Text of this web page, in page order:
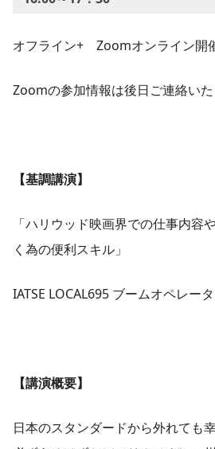
オフライン+ Zoomオンライン開
Zoomの参加情報は後日ご連絡いた
【基調講演】
「ハリウッド映画界での仕事内容
く為の便利スキル」
IATSE LOCAL695 ブームオペレー
【講演概要】
日本のスタンダードから外れても